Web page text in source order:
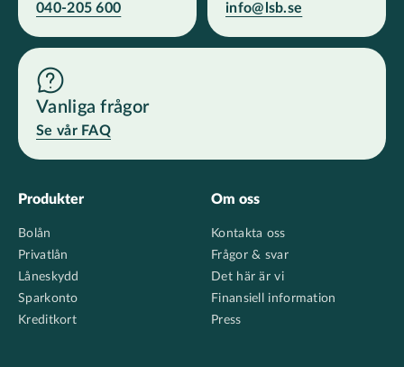
040-205 600 info@lsb.se
Vanliga frågor
Se vår FAQ
Footer
Produkter
Bolån
Privatlån
Låneskydd
Sparkonto
Kreditkort
Om oss
Kontakta oss
Frågor & svar
Det här är vi
Finansiell information
Press